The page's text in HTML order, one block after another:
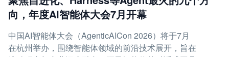
向，年度AI智能体大会7月开幕
中国AI智能体大会（AgenticAICon 2026）将于7月
在杭州举办，围绕智能体领域的前沿技术展开，旨在